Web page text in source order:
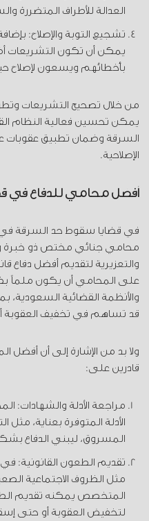
العدالة للأطراف المتضررة
تشجيع التوبة والإصلاح:
يمكن أن تكون التشريعات
بأخطائهم ويسعون لإصلاح
من خلال تصحيح التشريعات
يمكن تحسين فعالية النظام
السرقة وضمان تطبيق عقوبات
الإصلاحية.
أفضل محامي للدفاع في
في قضايا سقوط حد السرقة في
محامي جنائي مختص ذو خبرة
والتعزيرية لتقديم أفضل دفاع
على المحامي أن يكون ملماً
والأنظمة القضائية
قد تساهم في تخفيف العقوبة
ولا بد من الإشارة إلى أن أفضل
قادرين على:
مراجعة الأدلة والشهادات:
الأدلة المتوفرة بعناية، مثل
المسروق، ليبني الدفاع
تقديم الطعون القانونية:
مثل الظروف الاجتماعية
المتخصص يمكنه تقديم
لتخفيض العقوبة أو حتى